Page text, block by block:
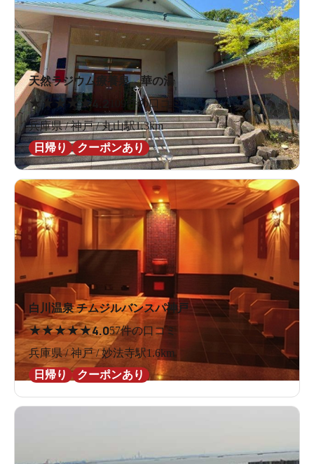
天然ラジウム療養泉 華の湯
★★ ★★★
109件の口コミ
兵庫県 / 神戸 / 丸山駅1.3km
日帰り
クーポンあり
白川温泉 チムジルバンスパ神戸
★★★★★4.057件の口コミ
兵庫県 / 神戸 / 妙法寺駅1.6km
日帰り
クーポンあり